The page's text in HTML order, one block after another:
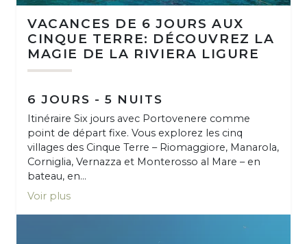
VACANCES DE 6 JOURS AUX
CINQUE TERRE: DÉCOUVREZ LA
MAGIE DE LA RIVIERA LIGURE
6 JOURS - 5 NUITS
Itinéraire Six jours avec Portovenere comme
point de départ fixe. Vous explorez les cinq
villages des Cinque Terre – Riomaggiore, Manarola,
Corniglia, Vernazza et Monterosso al Mare – en
bateau, en...
Voir plus